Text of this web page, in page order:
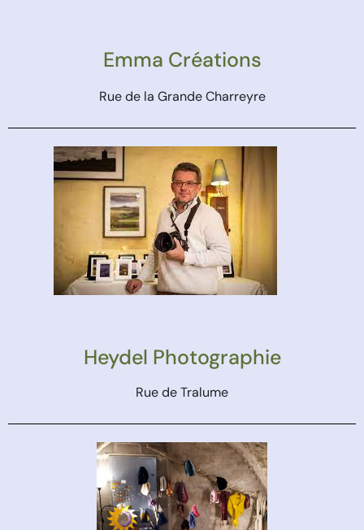
Emma Créations
Rue de la Grande Charreyre
Heydel Photographie
Rue de Tralume